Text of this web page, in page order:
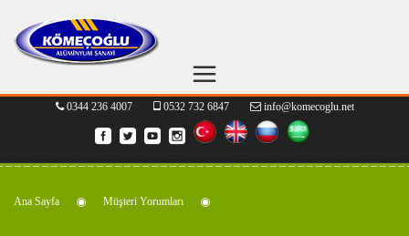
0344 236 4007 0532 732 6847 info@komecoglu.net
Ana Sayfa Müşteri Yorumları